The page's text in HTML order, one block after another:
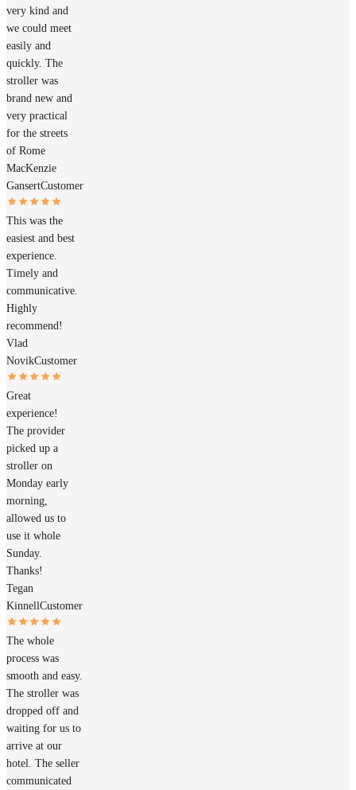
very kind and
we could meet
easily and
quickly. The
stroller was
brand new and
very practical
for the streets
of Rome
MacKenzie
GansertCustomer
This was the
easiest and best
experience.
Timely and
communicative.
Highly
recommend!
Vlad
NovikCustomer
Great
experience!
The provider
picked up a
stroller on
Monday early
morning,
allowed us to
use it whole
Sunday.
Thanks!
Tegan
KinnellCustomer
The whole
process was
smooth and easy.
The stroller was
dropped off and
waiting for us to
arrive at our
hotel. The seller
communicated